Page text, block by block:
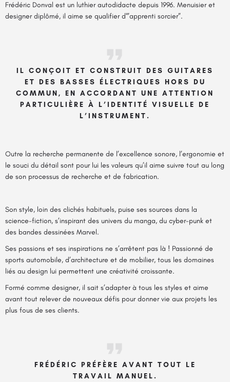
Frédéric Donval est un luthier autodidacte depuis 1996. Menuisier et
designer diplômé, il aime se qualifier d'”apprenti sorcier”.
IL CONÇOIT ET CONSTRUIT DES GUITARES
ET DES BASSES ÉLECTRIQUES HORS DU
COMMUN, EN ACCORDANT UNE ATTENTION
PARTICULIÈRE À L’IDENTITÉ VISUELLE DE
L’INSTRUMENT.
Outre la recherche permanente de l’excellence sonore, l’ergonomie et
le souci du détail sont pour lui les valeurs qu’il aime suivre tout au long
de son processus de recherche et de fabrication.
Son style, loin des clichés habituels, puise ses sources dans la
science-fiction, s’inspirant des univers du manga, du cyber-punk et
des bandes dessinées Marvel.
Ses passions et ses inspirations ne s’arrêtent pas là ! Passionné de
sports automobile, d’architecture et de mobilier, tous les domaines
liés au design lui permettent une créativité croissante.
Formé comme designer, il sait s’adapter à tous les styles et aime
avant tout relever de nouveaux défis pour donner vie aux projets les
plus fous de ses clients.
FRÉDÉRIC PRÉFÈRE AVANT TOUT LE
TRAVAIL MANUEL.